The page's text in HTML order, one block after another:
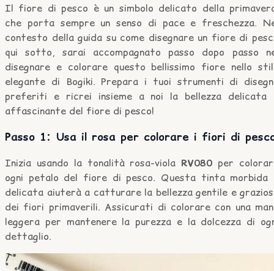
Il fiore di pesco è un simbolo delicato della
che porta sempre un senso di pace e freschezza.
contesto della guida su come disegnare un fiore di
qui sotto, sarai accompagnato passo dopo passo
disegnare e colorare questo bellissimo fiore nello
elegante di Bogiki. Prepara i tuoi strumenti di
preferiti e ricrei insieme a noi la bellezza delicata
affascinante del fiore di pesco!
Passo 1: Usa il rosa per colorare i fiori di
Inizia usando la tonalità rosa-viola RV080 per
ogni petalo del fiore di pesco. Questa tinta morbida
delicata aiuterà a catturare la bellezza gentile e
dei fiori primaverili. Assicurati di colorare con una
leggera per mantenere la purezza e la dolcezza di
dettaglio.